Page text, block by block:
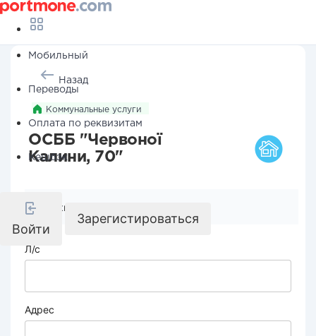
Мобильный
Переводы
Оплата по реквизитам
Кешбэк
Войти
Зарегистироваться
Назад
Коммунальные услуги
ОСББ "Червоної
Калини, 70"
Реквизиты компании
Л/с
Адрес